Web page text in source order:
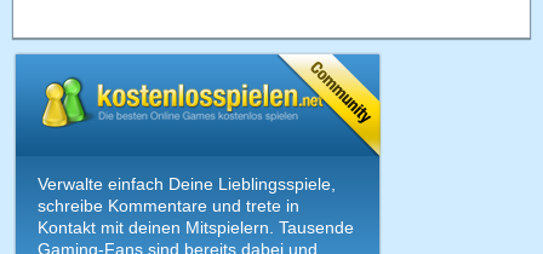
Verwalte einfach Deine Lieblingsspiele,
schreibe Kommentare und trete in
Kontakt mit deinen Mitspielern. Tausende
Gaming-Fans sind bereits dabei und